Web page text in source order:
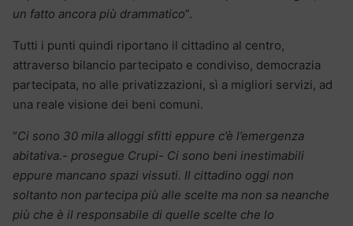
un fatto ancora più drammatico”.
Tutti i punti quindi riportano il cittadino al centro,
attraverso bilancio partecipato e condiviso, democrazia
partecipata, no alle privatizzazioni, sì a migliori servizi, ad
una reale visione dei beni comuni.
“Ci sono 30 mila alloggi sfitti eppure c’è l’emergenza
abitativa.- prosegue Crupi- Ci sono beni inestimabili
eppure mancano spazi vissuti. Il cittadino oggi non
soltanto non partecipa più alle scelte ma non sa neanche
più che è il responsabile di quelle scelte che lo